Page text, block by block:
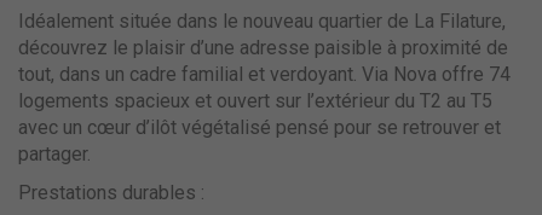
Idéalement située dans le nouveau quartier de La Filature,
découvrez le plaisir d’une adresse paisible à proximité de
tout, dans un cadre familial et verdoyant. Via Nova offre 74
logements spacieux et ouvert sur l’extérieur du T2 au T5
avec un cœur d’ilôt végétalisé pensé pour se retrouver et
partager.
Prestations durables :